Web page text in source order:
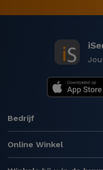
Bedrijf
Online Winkel